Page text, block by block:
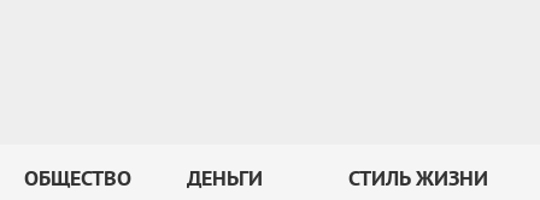
ОБЩЕСТВО ДЕНЬГИ СТИЛЬ ЖИЗНИ